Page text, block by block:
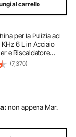
al carrello
per la Pulizia ad
6 L in Acciaio
e Riscaldatore
dei Gioielli Occhiali
per Uso
Commerciale
(7,370)
non appena Mar.